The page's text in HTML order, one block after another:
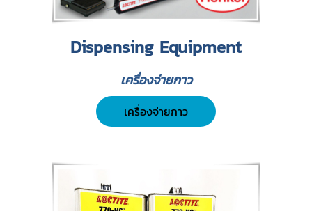
Dispensing Equipment
เครื่องจ่ายกาว
เครื่องจ่ายกาว